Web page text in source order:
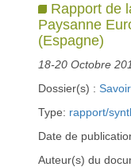
Rapport de
Paysanne
(Espagne)
18-20 Octobre
Dossier(s) :
Type: rapport/
Date de
Auteur(s) du